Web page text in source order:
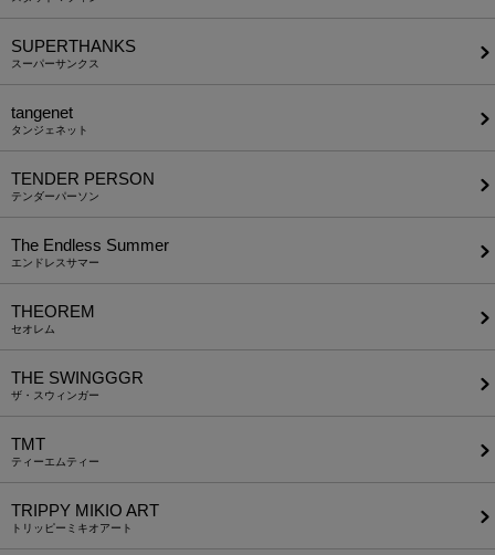
SUPERTHANKS
スーパーサンクス
tangenet
タンジェネット
TENDER PERSON
テンダーパーソン
The Endless Summer
エンドレスサマー
THEOREM
セオレム
THE SWINGGGR
ザ・スウィンガー
TMT
ティーエムティー
TRIPPY MIKIO ART
トリッピーミキオアート